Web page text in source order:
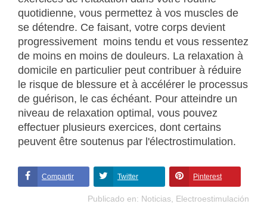
quotidienne, vous permettez à vos muscles de
se détendre. Ce faisant, votre corps devient
progressivement moins tendu et vous ressentez
de moins en moins de douleurs. La relaxation à
domicile en particulier peut contribuer à réduire
le risque de blessure et à accélérer le processus
de guérison, le cas échéant. Pour atteindre un
niveau de relaxation optimal, vous pouvez
effectuer plusieurs exercices, dont certains
peuvent être soutenus par l'électrostimulation.
Compartir Twitter Pinterest
Publicado en: Noticias Electroestimulación